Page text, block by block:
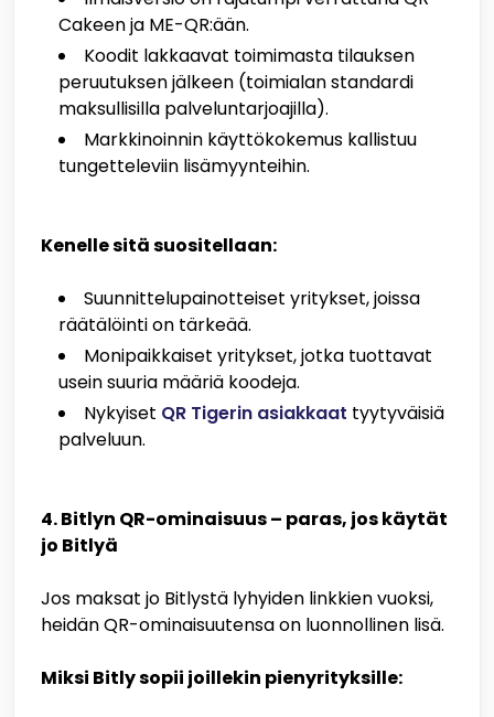
Cakeen ja ME-QR:ään.
Koodit lakkaavat toimimasta tilauksen
peruutuksen jälkeen (toimialan standardi
maksullisilla palveluntarjoajilla).
Markkinoinnin käyttökokemus kallistuu
tungetteleviin lisämyynteihin.
Kenelle sitä suositellaan:
Suunnittelupainotteiset yritykset, joissa
räätälöinti on tärkeää.
Monipaikkaiset yritykset, jotka tuottavat
usein suuria määriä koodeja.
Nykyiset QR Tigerin asiakkaat tyytyväisiä
palveluun.
4. Bitlyn QR-ominaisuus – paras, jos käytät
jo Bitlyä
Jos maksat jo Bitlystä lyhyiden linkkien vuoksi,
heidän QR-ominaisuutensa on luonnollinen lisä.
Miksi Bitly sopii joillekin pienyrityksille: